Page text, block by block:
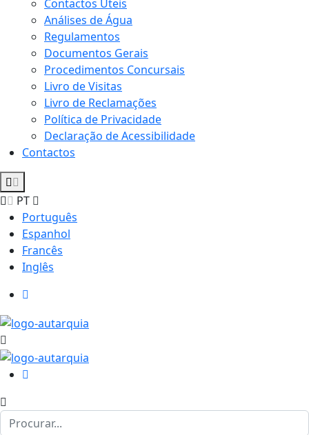
Contactos Úteis
Análises de Água
Regulamentos
Documentos Gerais
Procedimentos Concursais
Livro de Visitas
Livro de Reclamações
Política de Privacidade
Declaração de Acessibilidade
Contactos
PT
Português
Espanhol
Francês
Inglês